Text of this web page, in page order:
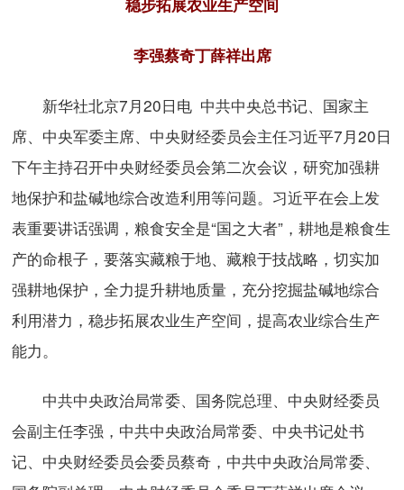
稳步拓展农业生产空间
李强蔡奇丁薛祥出席
新华社北京7月20日电 中共中央总书记、国家主
席、中央军委主席、中央财经委员会主任习近平7月20日
下午主持召开中央财经委员会第二次会议，研究加强耕
地保护和盐碱地综合改造利用等问题。习近平在会上发
表重要讲话强调，粮食安全是“国之大者”，耕地是粮食生
产的命根子，要落实藏粮于地、藏粮于技战略，切实加
强耕地保护，全力提升耕地质量，充分挖掘盐碱地综合
利用潜力，稳步拓展农业生产空间，提高农业综合生产
能力。
中共中央政治局常委、国务院总理、中央财经委员
会副主任李强，中共中央政治局常委、中央书记处书
记、中央财经委员会委员蔡奇，中共中央政治局常委、